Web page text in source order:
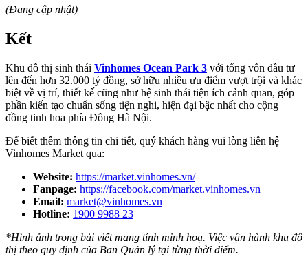
(Đang cập nhật)
Kết
Khu đô thị sinh thái Vinhomes Ocean Park 3 với tổng vốn đầu tư
lên đến hơn 32.000 tỷ đồng, sở hữu nhiều ưu điểm vượt trội và khác
biệt về vị trí, thiết kế cũng như hệ sinh thái tiện ích cảnh quan, góp
phần kiến tạo chuẩn sống tiện nghi, hiện đại bậc nhất cho cộng
đồng tinh hoa phía Đông Hà Nội.
Để biết thêm thông tin chi tiết, quý khách hàng vui lòng liên hệ
Vinhomes Market qua:
Website: https://market.vinhomes.vn/
Fanpage: https://facebook.com/market.vinhomes.vn
Email: market@vinhomes.vn
Hotline: 1900 9988 23
*Hình ảnh trong bài viết mang tính minh hoạ. Việc vận hành khu đô
thị theo quy định của Ban Quản lý tại từng thời điểm.